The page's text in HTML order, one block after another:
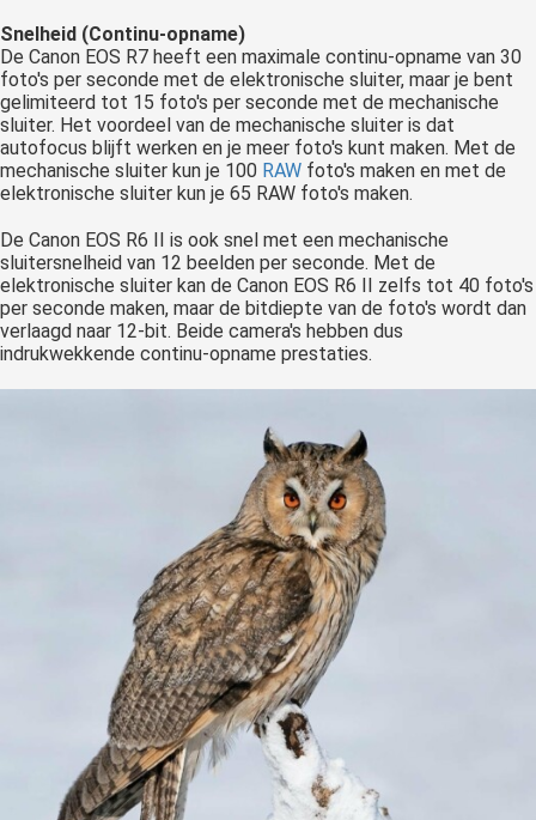
Snelheid (Continu-opname)
De Canon EOS R7 heeft een maximale continu-opname van 30
foto's per seconde met de elektronische sluiter, maar je bent
gelimiteerd tot 15 foto's per seconde met de mechanische
sluiter. Het voordeel van de mechanische sluiter is dat
autofocus blijft werken en je meer foto's kunt maken. Met de
mechanische sluiter kun je 100 RAW foto's maken en met de
elektronische sluiter kun je 65 RAW foto's maken.
De Canon EOS R6 II is ook snel met een mechanische
sluitersnelheid van 12 beelden per seconde. Met de
elektronische sluiter kan de Canon EOS R6 II zelfs tot 40 foto's
per seconde maken, maar de bitdiepte van de foto's wordt dan
verlaagd naar 12-bit. Beide camera's hebben dus
indrukwekkende continu-opname prestaties.